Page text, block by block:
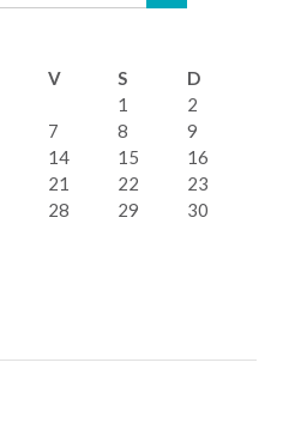
V S
D
1
2
7 8
9
14 15
16
21 22
23
28 29
30